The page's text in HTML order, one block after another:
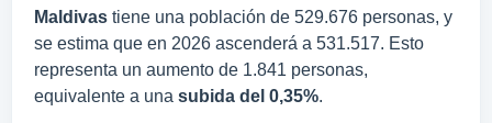
Maldivas tiene una población de 529.676 personas, y
se estima que en 2026 ascenderá a 531.517. Esto
representa un aumento de 1.841 personas,
equivalente a una subida del 0,35%.